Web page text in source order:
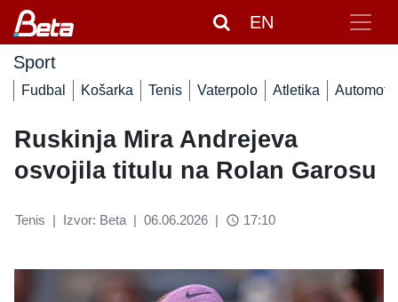
EN
Sport
Fudbal Košarka Tenis Vaterpolo Atletika Automoto
Ruskinja Mira Andrejeva
osvojila titulu na Rolan Garosu
Tenis | Izvor: Beta | 06.06.2026 | access_time 17:10